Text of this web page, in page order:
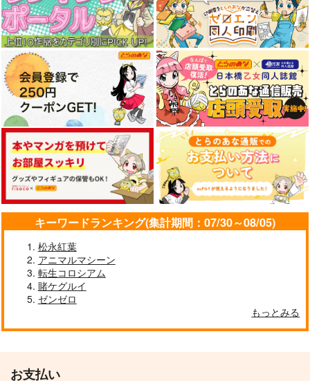
キーワードランキング(集計期間：07/30～08/05)
松永紅葉
アニマルマシーン
転生コロシアム
賭ケグルイ
ゼンゼロ
もっとみる
お支払い